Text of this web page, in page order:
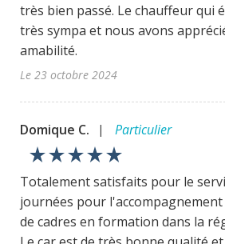
très bien passé. Le chauffeur qui
très sympa et nous avons
amabilité.
Le 23 octobre 2024
Domique C. | Particulier
star_ratestar_ratestar_ratestar_ratestar_rate
Totalement satisfaits pour le
journées pour
de cadres en formation dans la